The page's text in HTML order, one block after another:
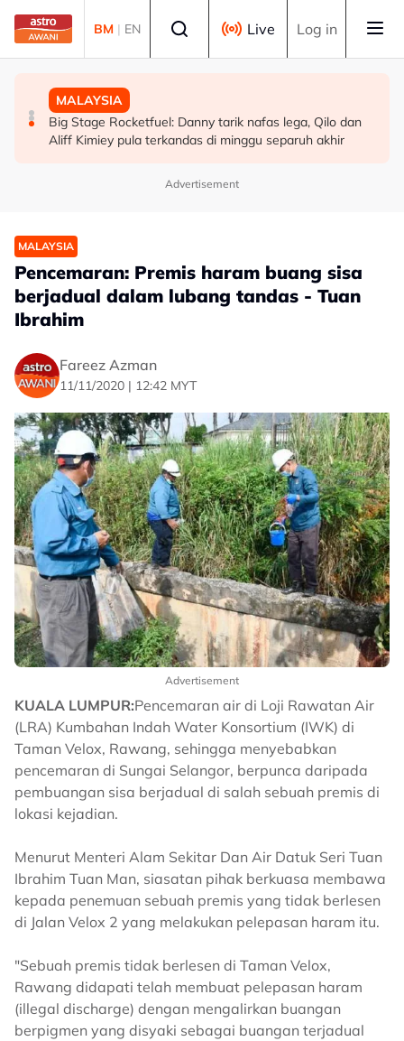
Skip to main content
BM | EN Live Log in
MALAYSIA
Berita tempatan pilihan sepanjang hari ini
MALAYSIA
Wanita warga emas melecur 50 peratus disimbah
petrol, dibakar
MALAYSIA
Big Stage Rocketfuel: Danny tarik nafas lega, Qilo dan
Aliff Kimiey pula terkandas di minggu separuh akhir
Advertisement
MALAYSIA
Pencemaran: Premis haram buang sisa
berjadual dalam lubang tandas - Tuan
Ibrahim
Fareez Azman
11/11/2020 | 12:42 MYT
Advertisement
KUALA LUMPUR:Pencemaran air di Loji Rawatan Air
(LRA) Kumbahan Indah Water Konsortium (IWK) di
Taman Velox, Rawang, sehingga menyebabkan
pencemaran di Sungai Selangor, berpunca daripada
pembuangan sisa berjadual di salah sebuah premis di
lokasi kejadian.
Menurut Menteri Alam Sekitar Dan Air Datuk Seri Tuan
Ibrahim Tuan Man, siasatan pihak berkuasa membawa
kepada penemuan sebuah premis yang tidak berlesen
di Jalan Velox 2 yang melakukan pelepasan haram itu.
"Sebuah premis tidak berlesen di Taman Velox,
Rawang didapati telah membuat pelepasan haram
(illegal discharge) dengan mengalirkan buangan
berpigmen yang disyaki sebagai buangan terjadual